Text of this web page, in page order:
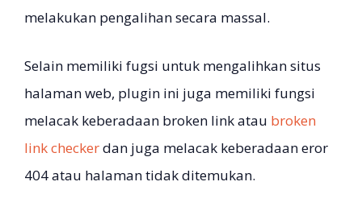
melakukan pengalihan secara massal.
Selain memiliki fugsi untuk mengalihkan situs
halaman web, plugin ini juga memiliki fungsi
melacak keberadaan broken link atau broken
link checkerdan juga melacak keberadaan eror
404 atau halaman tidak ditemukan.